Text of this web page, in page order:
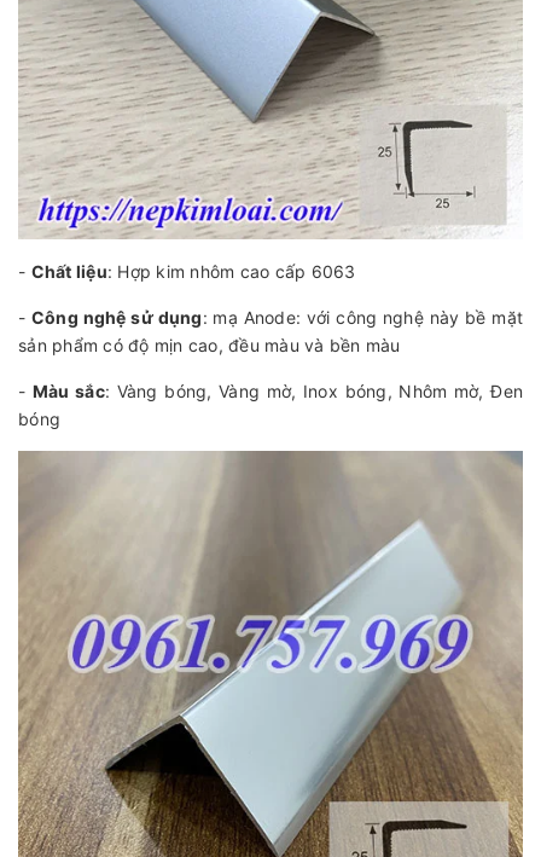
- Chất liệu: Hợp kim nhôm cao cấp 6063
- Công nghệ sử dụng: mạ Anode: với công nghệ này bề mặt
sản phẩm có độ mịn cao, đều màu và bền màu
- Màu sắc: Vàng bóng, Vàng mờ, Inox bóng, Nhôm mờ, Đen
bóng